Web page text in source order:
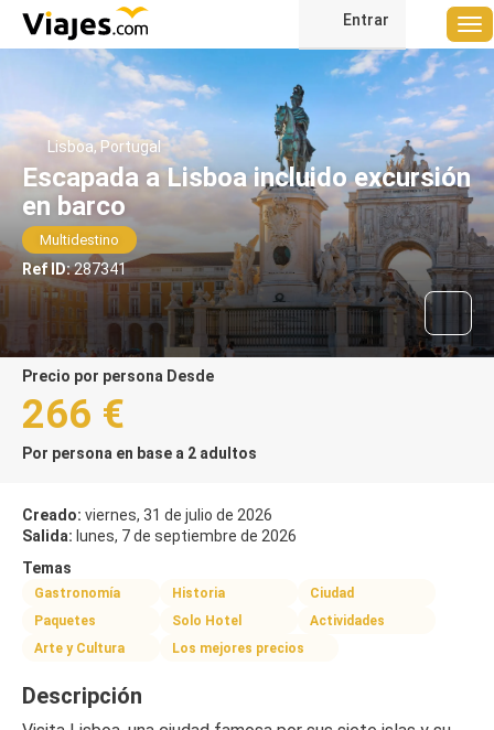
Entrar
Lisboa, Portugal
Escapada a Lisboa incluido excursión
en barco
Multidestino
Ref ID:287341
precio por persona Desde
266 €
Por persona en base a 2 adultos
Creado: viernes, 31 de julio de 2026
Salida: lunes, 7 de septiembre de 2026
Temas
Gastronomía Historia
Ciudad
Paquetes
Solo Hotel
Actividades
Arte y Cultura
Los mejores precios
Descripción